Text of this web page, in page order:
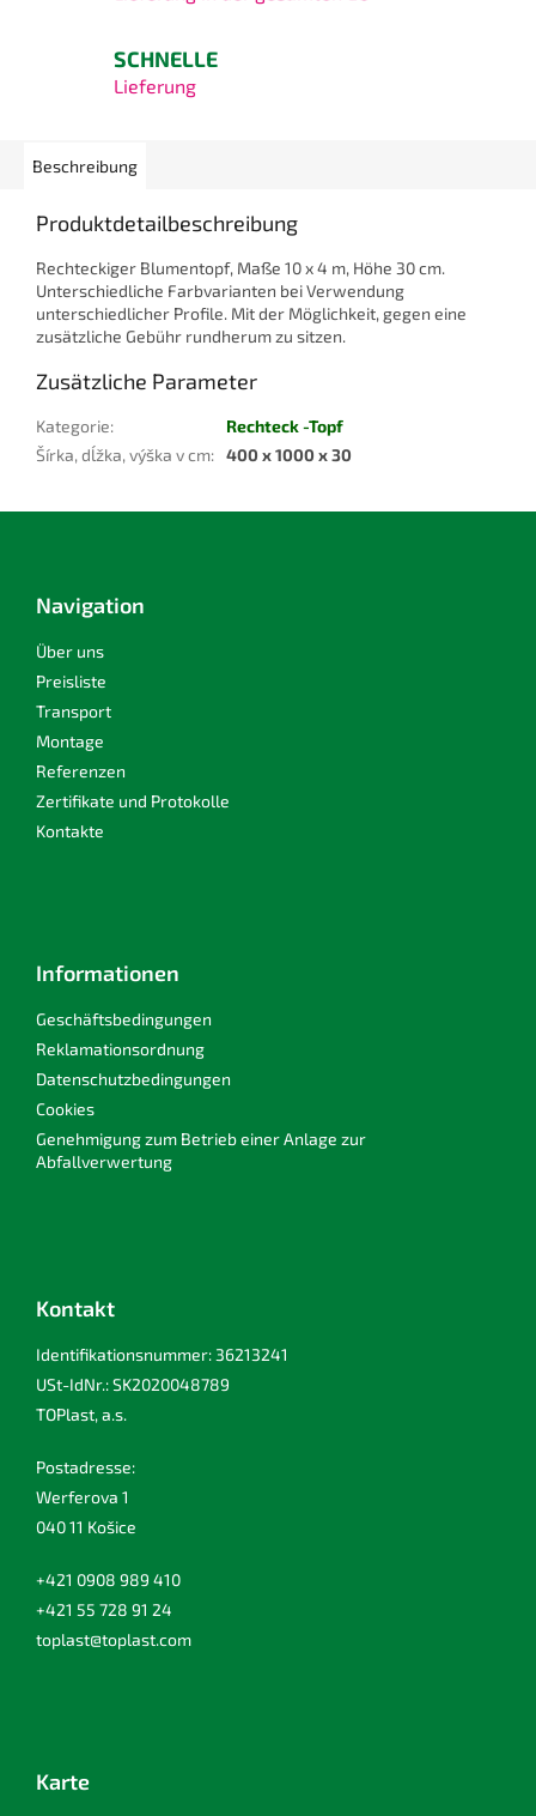
SCHNELLE
Lieferung
Beschreibung
Produktdetailbeschreibung
Rechteckiger Blumentopf, Maße 10 x 4 m, Höhe 30 cm.
Unterschiedliche Farbvarianten bei Verwendung
unterschiedlicher Profile. Mit der Möglichkeit, gegen eine
zusätzliche Gebühr rundherum zu sitzen.
Zusätzliche Parameter
Kategorie:
Rechteck -Topf
Šírka, dĺžka, výška v cm: 400 x 1000 x 30
Navigation
Über uns
Preisliste
Transport
Montage
Referenzen
Zertifikate und Protokolle
Kontakte
Informationen
Geschäftsbedingungen
Reklamationsordnung
Datenschutzbedingungen
Cookies
Genehmigung zum Betrieb einer Anlage zur
Abfallverwertung
Kontakt
Identifikationsnummer: 36213241
USt-IdNr.: SK2020048789
TOPlast, a.s.
Postadresse:
Werferova 1
040 11 Košice
+421 0908 989 410
+421 55 728 91 24
toplast@toplast.com
Karte